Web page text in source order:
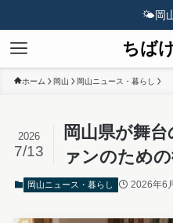
🌤️岡
ちば
ホーム 岡山 岡山ニュース・暮らし
岡山県が舞
ァンのため
2026
7/13
岡山ニュース・暮らし 2026年6